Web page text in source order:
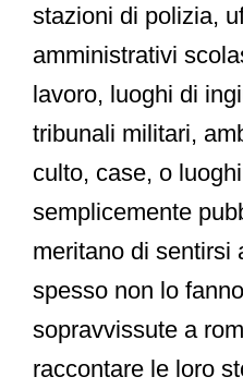
stazioni di polizia,
amministrativi
lavoro, luoghi di
tribunali militari,
culto, case, o
semplicemente
meritano di sentirsi
spesso non lo
sopravvissute a
raccontare le loro